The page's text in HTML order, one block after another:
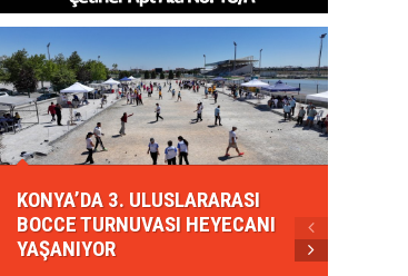
KONYA’DA 3. ULUSLARARASI
BOCCE TURNUVASI HEYECANI
YAŞANIYOR